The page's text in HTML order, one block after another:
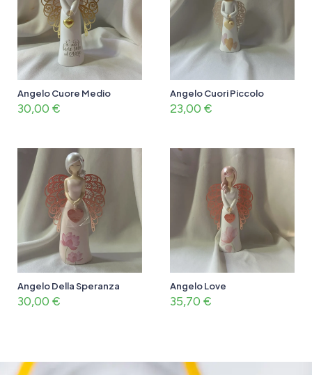
Angelo Cuore Medio
30,00 €
Angelo Cuori Piccolo
23,00 €
Angelo Della Speranza
30,00 €
Angelo Love
35,70 €